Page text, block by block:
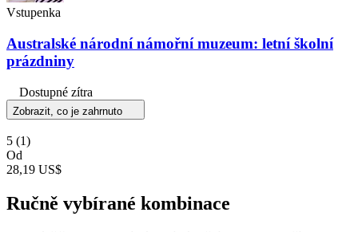
Vstupenka
Australské národní námořní muzeum: letní školní
prázdniny
Dostupné zítra
Zobrazit, co je zahrnuto
5 (1)
Od
28,19 US$
Ručně vybírané kombinace